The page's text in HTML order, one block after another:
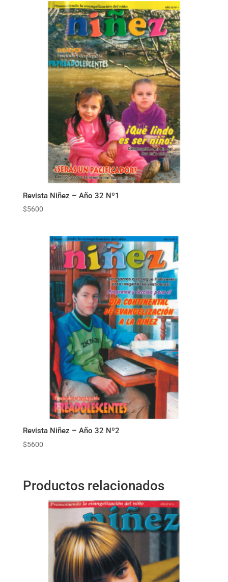
Revista Niñez – Año 32 Nº1
$5600
Revista Niñez – Año 32 Nº2
$5600
Productos relacionados